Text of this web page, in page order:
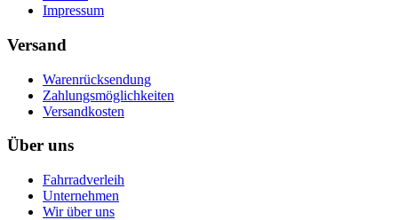
Impressum
Versand
Warenrücksendung
Zahlungsmöglichkeiten
Versandkosten
Über uns
Fahrradverleih
Unternehmen
Wir über uns